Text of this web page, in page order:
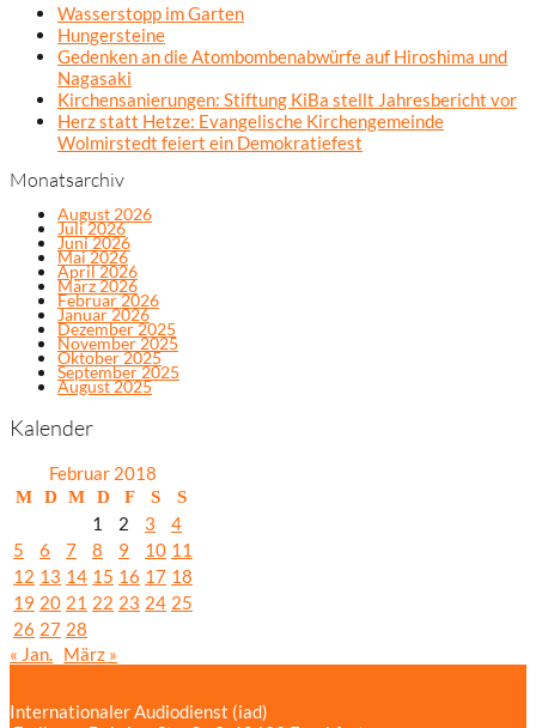
Wasserstopp im Garten
Hungersteine
Gedenken an die Atombombenabwürfe auf Hiroshima und
Nagasaki
Kirchensanierungen: Stiftung KiBa stellt Jahresbericht vor
Herz statt Hetze: Evangelische Kirchengemeinde
Wolmirstedt feiert ein Demokratiefest
Monatsarchiv
August 2026
Juli 2026
Juni 2026
Mai 2026
April 2026
März 2026
Februar 2026
Januar 2026
Dezember 2025
November 2025
Oktober 2025
September 2025
August 2025
Kalender
Februar 2018
M D M D F S S
1 2 3
4
5
6 7 8 9 10 11
12 13 14 15 16 17 18
19 20 21 22 23 24 25
26 27 28
« Jan. März »
Internationaler Audiodienst (iad)